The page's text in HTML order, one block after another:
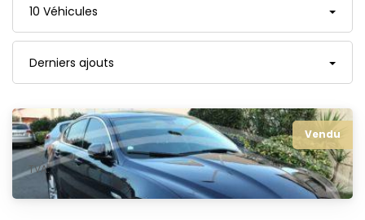
10 Véhicules
Derniers ajouts
Vendu
Jaguar XF 3.0D Luxury premium
TVA: Non